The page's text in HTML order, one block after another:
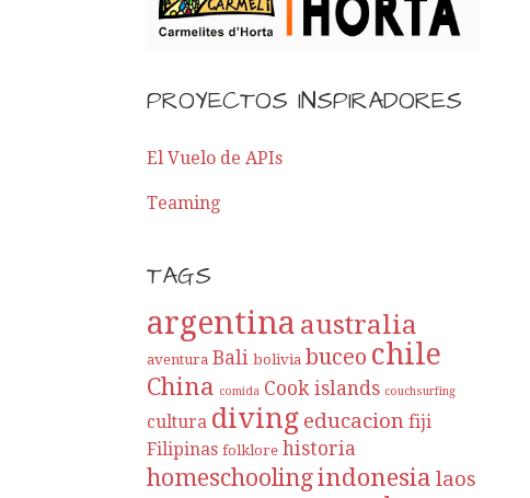
PROYECTOS INSPIRADORES
El Vuelo de APIs
Teaming
TAGS
argentina australia
aventura Bali bolivia buceo chile
China comida Cook islands couchsurfing
cultura diving educacion fiji
Filipinas folklore historia
homeschoolingindonesia laos